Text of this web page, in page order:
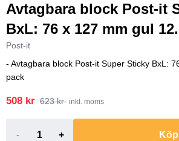
Avtagbara block Post-it
BxL: 76 x 127 mm gul
Post-it
- Avtagbara block Post-it Super Sticky BxL:
pack
508 kr 623 kr inkl. moms
- + Köp